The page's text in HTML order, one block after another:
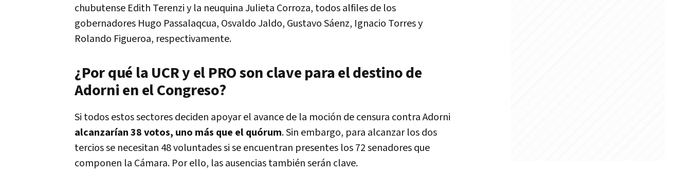
chubutense Edith Terenzi y la neuquina Julieta Corroza, todos alfiles de los
gobernadores Hugo Passalaqcua, Osvaldo Jaldo, Gustavo Sáenz, Ignacio Torres y
Rolando Figueroa, respectivamente.
¿Por qué la UCR y el PRO son clave para el destino de
Adorni en el Congreso?
Si todos estos sectores deciden apoyar el avance de la moción de censura contra Adorni
alcanzarían 38 votos, uno más que el quórum. Sin embargo, para alcanzar los dos
tercios se necesitan 48 voluntades si se encuentran presentes los 72 senadores que
componen la Cámara. Por ello, las ausencias también serán clave.